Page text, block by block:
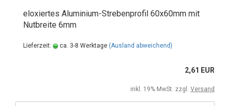
eloxiertes Aluminium-Strebenprofil 60x60mm mit
Nutbreite 6mm
Lieferzeit: ca. 3-8 Werktage (Ausland abweichend)
2,61 EUR
inkl. 19% MwSt. zzgl. Versand